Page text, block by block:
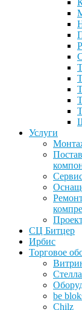
Услуги
СЦ Битцер
Ирбис
Торговое
be
Chilz